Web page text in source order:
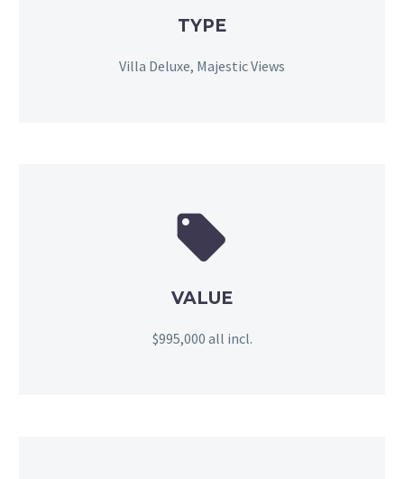
TYPE
Villa Deluxe, Majestic Views


VALUE
$995,000 all incl.